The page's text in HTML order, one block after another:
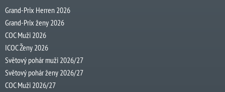
Grand-Prix Herren 2026
Grand-Prix ženy 2026
COC Muži 2026
ICOC Ženy 2026
Světový pohár muži 2026/27
Světový pohár ženy 2026/27
COC Muži 2026/27